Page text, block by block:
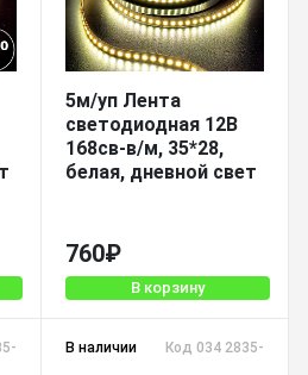
5м/уп Лента
светодиодная 12В
168св-в/м, 35*28,
белая, дневной свет
760₽
В корзину
240-DW-12V-IP33
В наличии Код 034 2835-240-